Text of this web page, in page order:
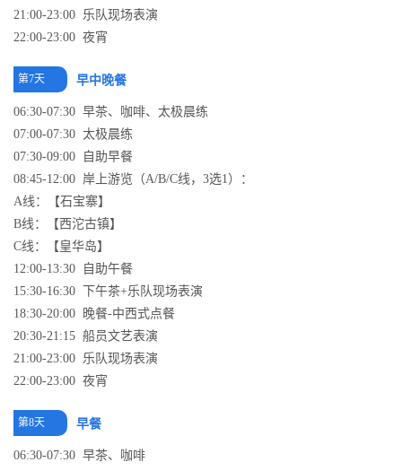
21:00-23:00 乐队现场表演
22:00-23:00 夜宵
第7天 早中晚餐
06:30-07:30 早茶、咖啡、太极晨练
07:00-07:30 太极晨练
07:30-09:00 自助早餐
08:45-12:00 岸上游览（A/B/C线，3选1）：
A线：【石宝寨】
B线：【西沱古镇】
C线：【皇华岛】
12:00-13:30 自助午餐
15:30-16:30 下午茶+乐队现场表演
18:30-20:00 晚餐-中西式点餐
20:30-21:15 船员文艺表演
21:00-23:00 乐队现场表演
22:00-23:00 夜宵
第8天 早餐
06:30-07:30 早茶、咖啡